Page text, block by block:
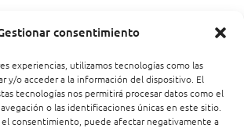
consentimiento
experiencias, utilizamos tecnologías como las
y/o acceder a la información del dispositivo. El
tecnologías nos permitirá procesar datos como el
o las identificaciones únicas en este sitio.
consentimiento, puede afectar negativamente a